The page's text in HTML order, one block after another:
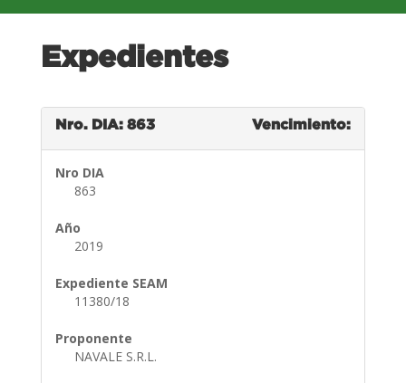
Expedientes
Nro. DIA: 863 Vencimiento:
Nro DIA
863
Año
2019
Expediente SEAM
11380/18
Proponente
NAVALE S.R.L.